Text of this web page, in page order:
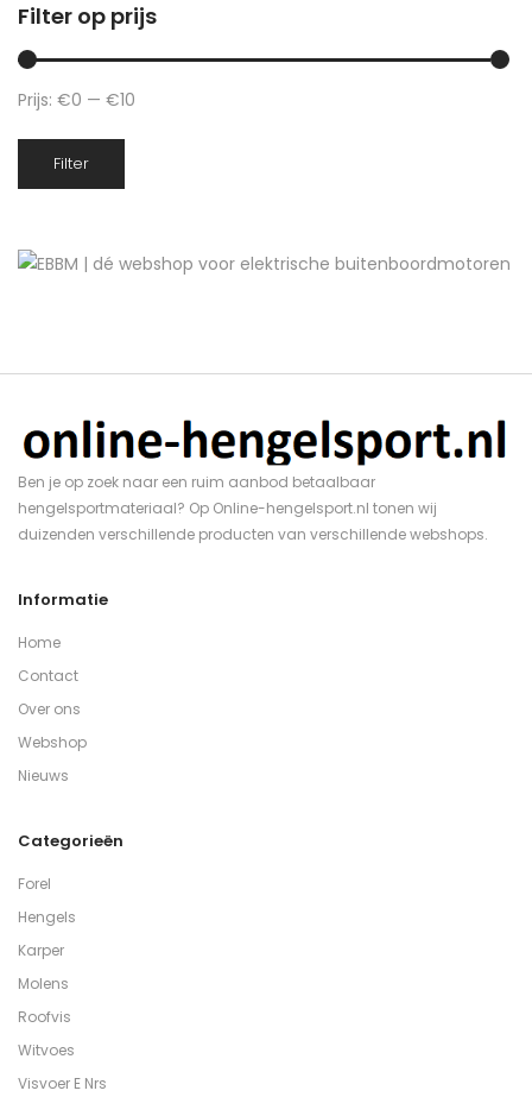
Filter op prijs
Filter
Prijs: €0 — €10
Ben je op zoek naar een ruim aanbod betaalbaar
hengelsportmateriaal? Op Online-hengelsport.nl tonen wij
duizenden verschillende producten van verschillende webshops.
Informatie
Home
Contact
Over ons
Webshop
Nieuws
Categorieën
Forel
Hengels
Karper
Molens
Roofvis
Witvoes
Visvoer E Nrs